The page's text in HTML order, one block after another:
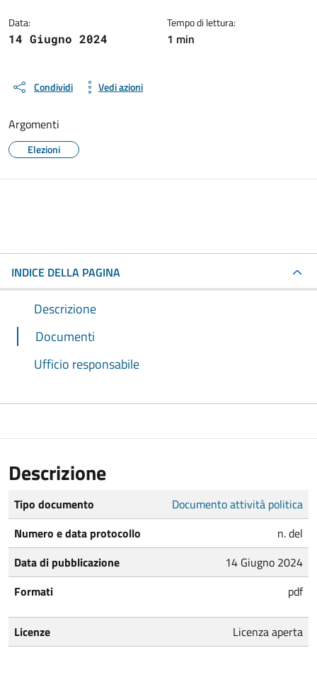
Data:
14 Giugno 2024
Tempo di lettura:
1 min
Condividi Vedi azioni
Argomenti
Elezioni
INDICE DELLA PAGINA
Descrizione
Documenti
Ufficio responsabile
Descrizione
Tipo documento
Documento attività politica
Numero e data protocollo
n. del
Data di pubblicazione
14 Giugno 2024
Formati
pdf
Licenze Licenza aperta